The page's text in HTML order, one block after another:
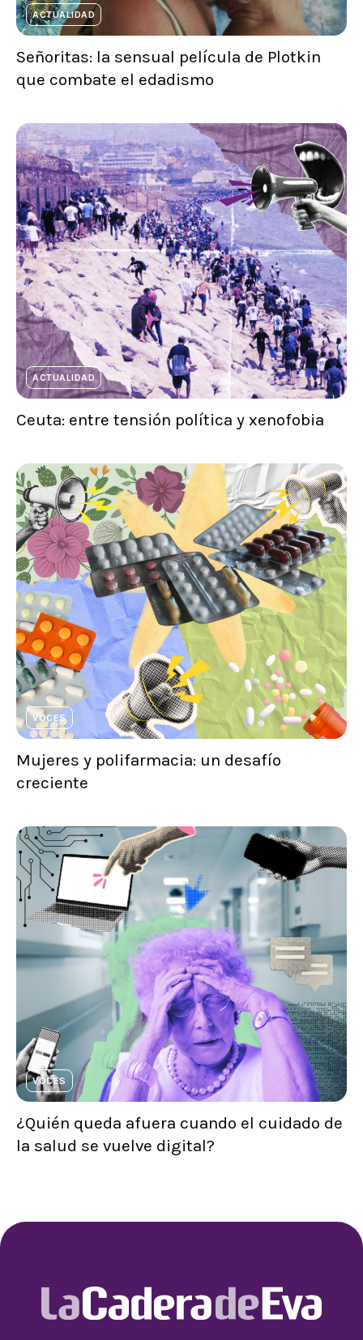
ACTUALIDAD
Señoritas: la sensual película de Plotkin
que combate el edadismo
ACTUALIDAD
Ceuta: entre tensión política y xenofobia
VOCES
Mujeres y polifarmacia: un desafío
creciente
VOCES
¿Quién queda afuera cuando el cuidado de
la salud se vuelve digital?